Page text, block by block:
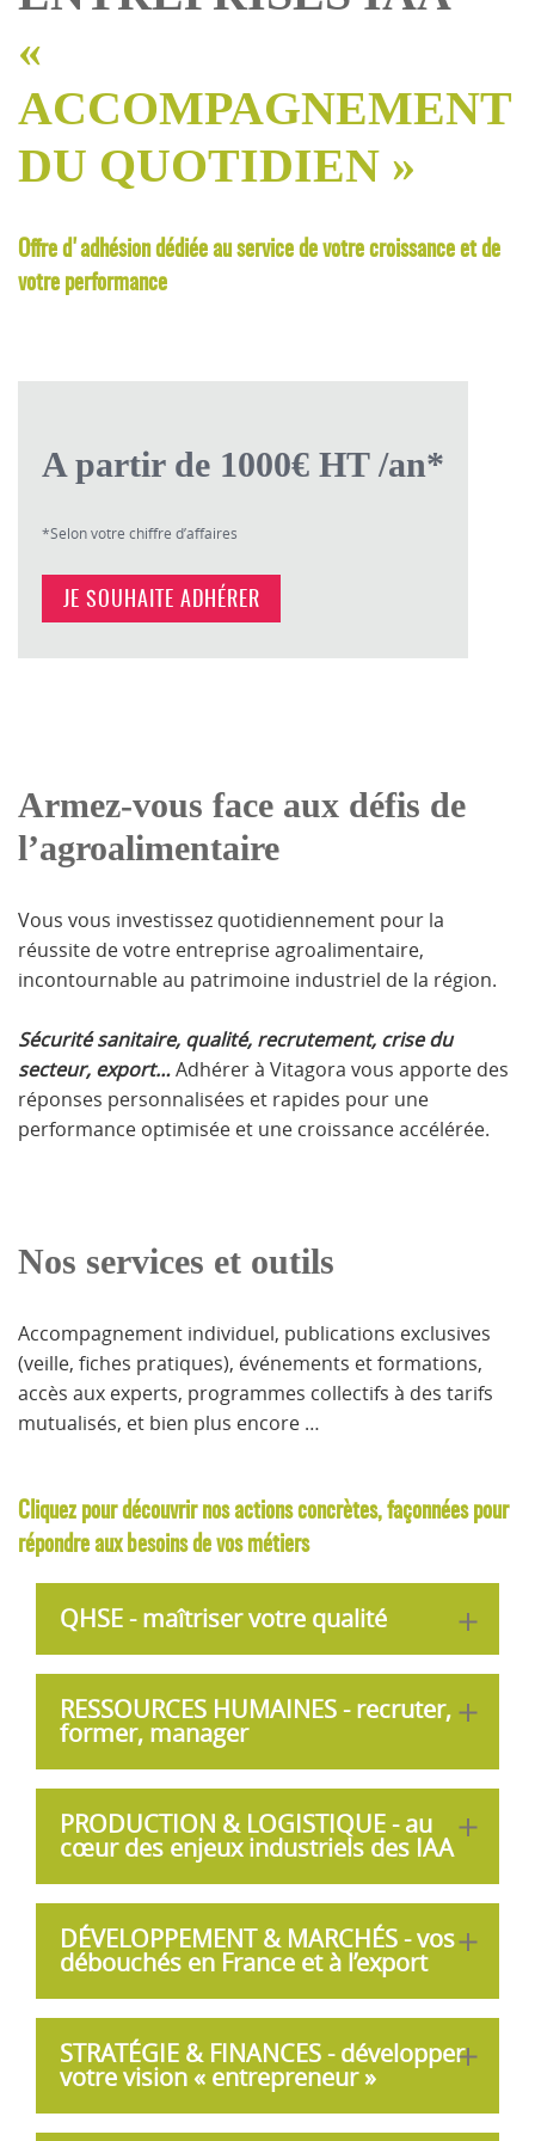
«
ACCOMPAGNEMENT
DU QUOTIDIEN »
Offre d'adhésion dédiée au service de votre croissance et de
votre performance
A partir de 1000€ HT /an*
*Selon votre chiffre d’affaires
JE SOUHAITE ADHÉRER
Armez-vous face aux défis de
l’agroalimentaire
Vous vous investissez quotidiennement pour la
réussite de votre entreprise agroalimentaire,
incontournable au patrimoine industriel de la région.
Sécurité sanitaire, qualité, recrutement, crise du
secteur, export…Adhérer à Vitagora vous apporte des
réponses personnalisées et rapides pour une
performance optimisée et une croissance accélérée.
Nos services et outils
Accompagnement individuel, publications exclusives
(veille, fiches pratiques), événements et formations,
accès aux experts, programmes collectifs à des tarifs
mutualisés, et bien plus encore …
Cliquez pour découvrir nos actions concrètes, façonnées pour
répondre aux besoins de vos métiers
QHSE - maîtriser votre qualité
Bénéficier d'outils d'aide à la décision et de
services d'appui
réponses juridiques certifiées garanties sous
RESSOURCES HUMAINES - recruter,
former, manager
PRODUCTION & LOGISTIQUE - au
cœur des enjeux industriels des IAA
DÉVELOPPEMENT & MARCHÉS - vos
débouchés en France et à l’export
STRATÉGIE & FINANCES - développer
votre vision « entrepreneur »